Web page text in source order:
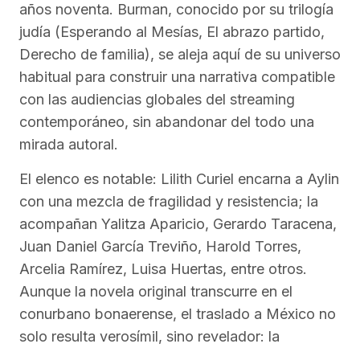
años noventa. Burman, conocido por su trilogía
judía (Esperando al Mesías, El abrazo partido,
Derecho de familia), se aleja aquí de su universo
habitual para construir una narrativa compatible
con las audiencias globales del streaming
contemporáneo, sin abandonar del todo una
mirada autoral.
El elenco es notable: Lilith Curiel encarna a Aylin
con una mezcla de fragilidad y resistencia; la
acompañan Yalitza Aparicio, Gerardo Taracena,
Juan Daniel García Treviño, Harold Torres,
Arcelia Ramírez, Luisa Huertas, entre otros.
Aunque la novela original transcurre en el
conurbano bonaerense, el traslado a México no
solo resulta verosímil, sino revelador: la